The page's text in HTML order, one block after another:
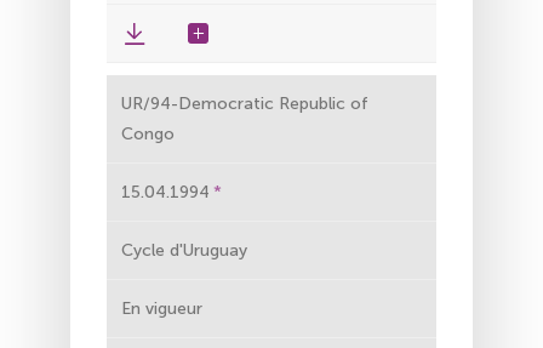
UR/94-Democratic Republic of
Congo
15.04.1994
Cycle d'Uruguay
En vigueur